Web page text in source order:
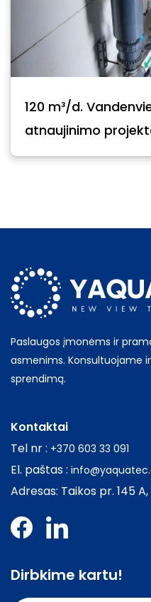
120 m³/d.
atnaujinimo
Paslaugos įmonėms ir
asmenims. Konsultuojame
sprendimą.
Kontaktai
Tel nr : +370 603 33 091
El. paštas :
Adresas: Taikos pr. 145
Dirbkime kartu!